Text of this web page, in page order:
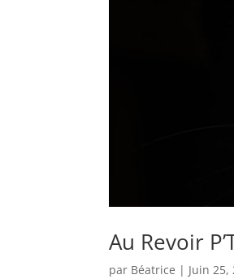
Au Revoir
par Béatrice | Juin 25,